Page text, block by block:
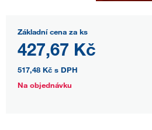
Základní cena za ks
427,67 Kč
517,48 Kč s DPH
Na objednávku